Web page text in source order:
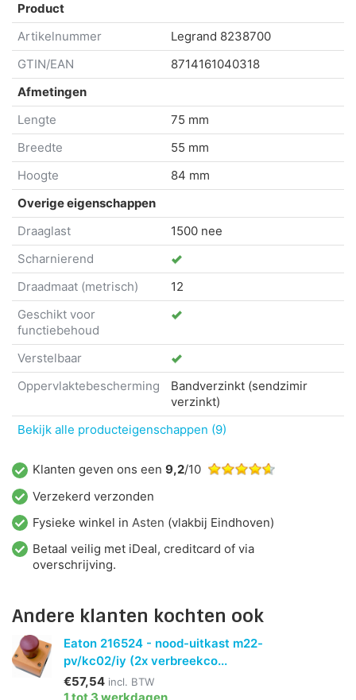
Product
Artikelnummer
Legrand 8238700
GTIN/EAN
8714161040318
Afmetingen
Lengte
75 mm
Breedte
55 mm
Hoogte
84 mm
Overige eigenschappen
Draaglast
1500 nee
Scharnierend
Draadmaat (metrisch)
12
Geschikt voor
functiebehoud
Verstelbaar
Oppervlaktebescherming
Bandverzinkt (sendzimir
verzinkt)
Bekijk alle producteigenschappen (9)
Klanten geven ons een 9,2/10
Verzekerd verzonden
Fysieke winkel in Asten (vlakbij Eindhoven)
Betaal veilig met iDeal, creditcard of via
overschrijving.
Andere klanten kochten ook
Eaton 216524 - nood-uitkast m22-
pv/kc02/iy (2x verbreekco...
€57,54 incl. BTW
1 tot 3 werkdagen